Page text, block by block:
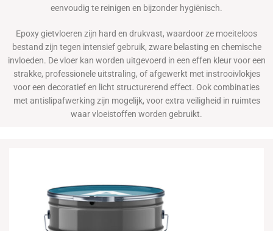
eenvoudig te reinigen en bijzonder hygiënisch.
Epoxy gietvloeren zijn hard en drukvast, waardoor ze moeiteloos
bestand zijn tegen intensief gebruik, zware belasting en chemische
invloeden. De vloer kan worden uitgevoerd in een effen kleur voor een
strakke, professionele uitstraling, of afgewerkt met instrooivlokjes
voor een decoratief en licht structurerend effect. Ook combinaties
met antislipafwerking zijn mogelijk, voor extra veiligheid in ruimtes
waar vloeistoffen worden gebruikt.